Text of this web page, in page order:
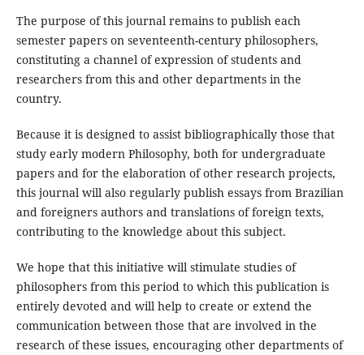
The purpose of this journal remains to publish each
semester papers on seventeenth-century philosophers,
constituting a channel of expression of students and
researchers from this and other departments in the
country.
Because it is designed to assist bibliographically those that
study early modern Philosophy, both for undergraduate
papers and for the elaboration of other research projects,
this journal will also regularly publish essays from Brazilian
and foreigners authors and translations of foreign texts,
contributing to the knowledge about this subject.
We hope that this initiative will stimulate studies of
philosophers from this period to which this publication is
entirely devoted and will help to create or extend the
communication between those that are involved in the
research of these issues, encouraging other departments of